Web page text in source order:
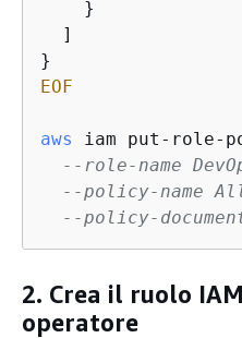
    }
  ]
EOF
aws
iam put-role-
--role-name
--policy-name
--policy-
2. Crea il ruolo
operatore